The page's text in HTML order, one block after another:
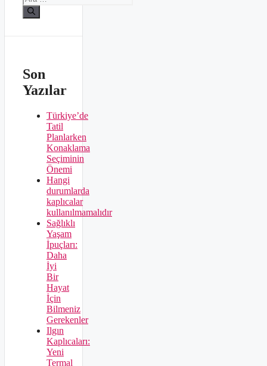
Son
Yazılar
Türkiye’de
Tatil
Planlarken
Konaklama
Seçiminin
Önemi
Hangi
durumlarda
kaplıcalar
kullanılmamalıdır
Sağlıklı
Yaşam
İpuçları:
Daha
İyi
Bir
Hayat
İçin
Bilmeniz
Gerekenler
Ilgın
Kaplıcaları:
Yeni
Termal